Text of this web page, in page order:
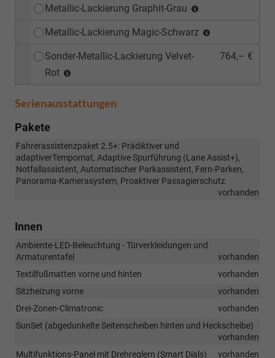
Metallic-Lackierung Graphit-Grau
Metallic-Lackierung Magic-Schwarz
Sonder-Metallic-Lackierung Velvet-
Rot
764,– €
Serienausstattungen
Pakete
Fahrerassistenzpaket 2.5+: Prädiktiver und
adaptiverTempomat, Adaptive Spurführung (Lane Assist+),
Notfallassistent, Automatischer Parkassistent, Fern-Parken,
Panorama-Kamerasystem, Proaktiver Passagierschutz
vorhanden
Innen
Ambiente-LED-Beleuchtung - Türverkleidungen und
Armaturentafel
vorhanden
Textilfußmatten vorne und hinten
vorhanden
Sitzheizung vorne
vorhanden
Drei-Zonen-Climatronic
vorhanden
SunSet (abgedunkelte Seitenscheiben hinten und Heckscheibe)
vorhanden
Multifunktions-Panel mit Drehreglern (Smart Dials)
vorhanden